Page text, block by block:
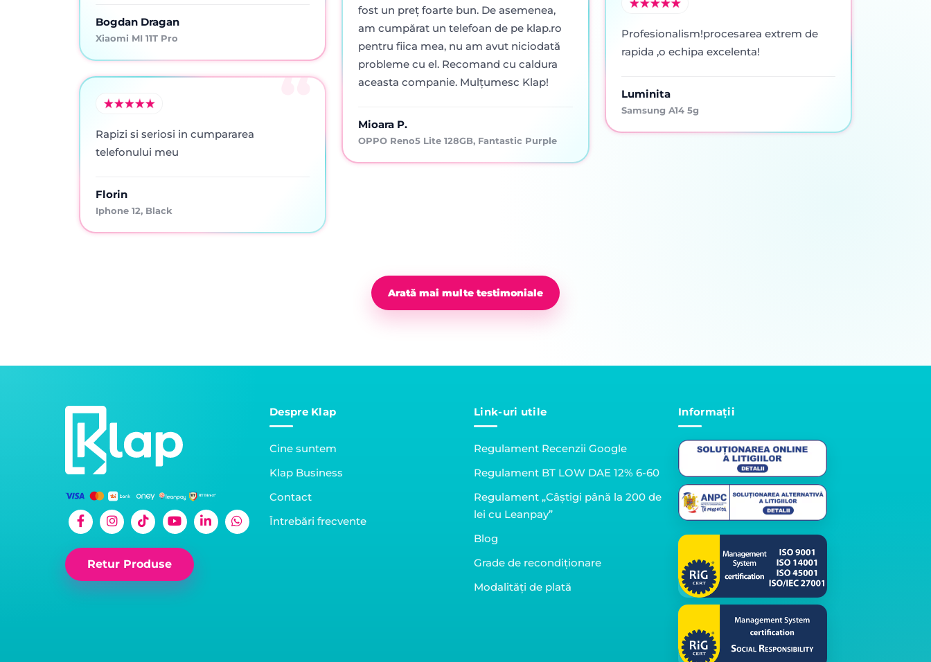
Bogdan Dragan
Xiaomi MI 11T Pro
Rapizi si seriosi in cumpararea
telefonului meu
Florin
Iphone 12, Black
fost un preț foarte bun. De asemenea,
am cumpărat un telefoan de pe klap.ro
pentru fiica mea, nu am avut niciodată
probleme cu el. Recomand cu caldura
aceasta companie. Mulțumesc Klap!
Mioara P.
OPPO Reno5 Lite 128GB, Fantastic Purple
Profesionalism!procesarea extrem de
rapida ,o echipa excelenta!
Luminita
Samsung A14 5g
Arată mai multe testimoniale
Retur Produse
Despre Klap
Cine suntem
Klap Business
Contact
Întrebări frecvente
Link-uri utile
Regulament Recenzii Google
Regulament BT LOW DAE 12% 6-60
Regulament „Câștigi până la 200 de
lei cu Leanpay”
Blog
Grade de recondiționare
Modalități de plată
Informații